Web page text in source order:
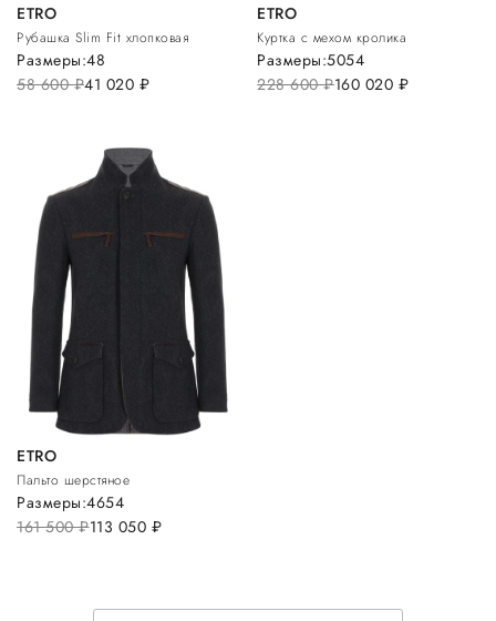
ETRO
Рубашка Slim Fit хлопковая
58 600руб.41 020 руб.
Размеры:48
ETRO
Куртка с мехом кролика
228 600руб.160 020 руб.
Размеры:5054
ETRO
Пальто шерстяное
161 500руб.113 050 руб.
Размеры:4654